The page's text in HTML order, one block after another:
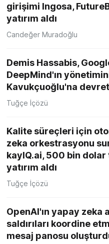
girişimi Ingosa,
yatırım aldı
Candeğer Muradoğlu
Demis Hassabis,
DeepMind'ın
Kavukçuoğlu'na
Tuğçe İçözü
Kalite süreçleri için
zeka orkestrasyonu
kayIQ.ai, 500 bin dolar
yatırım aldı
Tuğçe İçözü
OpenAI'ın yapay zeka
saldırıları koordine
mesaj panosu